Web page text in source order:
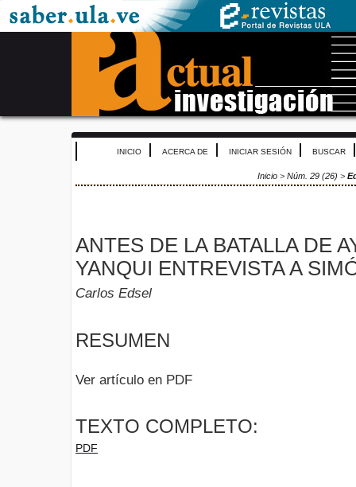
INICIO ACERCA DE INICIAR SESIÓN BUSCAR
Inicio > Núm. 29 (26) >
ANTES DE LA BATALLA DE
YANQUI ENTREVISTA A
Carlos Edsel
RESUMEN
Ver artículo en PDF
TEXTO COMPLETO:
PDF